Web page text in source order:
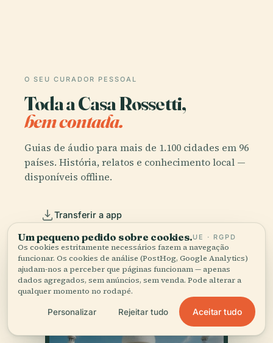
O SEU CURADOR PESSOAL
Toda a Casa Rossetti,
bem contada.
Guias de áudio para mais de 1.100 cidades em 96
países. História, relatos e conhecimento local —
disponíveis offline.
Transferir a app
Junte-se a mais de 50 mil viajantes
Um pequeno pedido sobre cookies.UE · RGPD
Os cookies estritamente necessários fazem a navegação
funcionar. Os cookies de análise (PostHog, Google Analytics)
ajudam-nos a perceber que páginas funcionam — apenas
dados agregados, sem anúncios, sem venda. Pode alterar a
qualquer momento no rodapé.
Personalizar Rejeitar tudo Aceitar tudo